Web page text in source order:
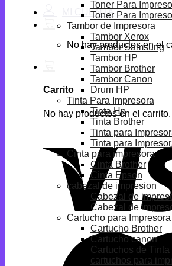
No hay productos en el
Carrito
No hay productos en el carrito.
Toner Para
Toner Para
Tambor de Impresora
Tambor Xerox
Tambor Samsung
Tambor HP
Tambor Brother
Tambor Canon
Drum HP
Tinta Para Impresora
Tinta Hp
Tinta Brother
Tinta para
Tinta para
Cinta para impresora
Cinta Brother
Cinta Epson
cabezal de impresion
Cabezal de
Cabezal de
Cartucho para Impresora
Cartucho Brother
Cartucho canon
Cartuchos de Tinta
cartuchos para